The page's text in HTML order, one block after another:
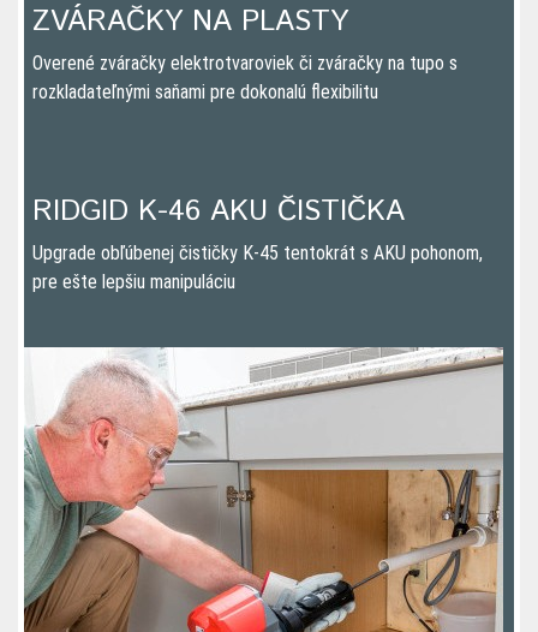
ZVÁRAČKY NA PLASTY
Overené zváračky elektrotvaroviek či zváračky na tupo s
rozkladateľnými saňami pre dokonalú flexibilitu
RIDGID K-46 AKU ČISTIČKA
Upgrade obľúbenej čističky K-45 tentokrát s AKU pohonom,
pre ešte lepšiu manipuláciu